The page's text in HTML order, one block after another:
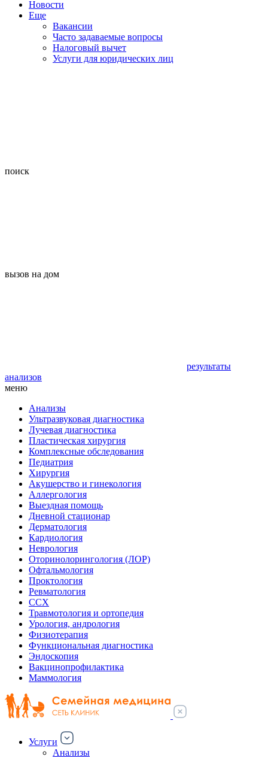
Новости
Еще
Вакансии
Часто задаваемые вопросы
Налоговый вычет
Услуги для юридических лиц
поиск
вызов на дом
результаты
анализов
меню
Анализы
Ультразвуковая диагностика
Лучевая диагностика
Пластическая хирургия
Комплексные обследования
Педиатрия
Хирургия
Акушерство и гинекология
Аллергология
Выездная помощь
Дневной стационар
Дерматология
Кардиология
Неврология
Оторинолорингология (ЛОР)
Офтальмология
Проктология
Ревматология
ССХ
Травмотология и ортопедия
Урология, андрология
Физиотерапия
Функциональная диагностика
Эндоскопия
Вакцинопрофилактика
Маммология
Услуги
Анализы